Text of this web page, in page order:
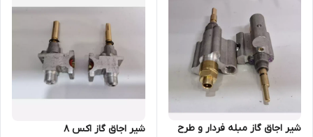
شیر اجاق گاز مبله فردار و طرح
شیر اجاق گاز اکس 8